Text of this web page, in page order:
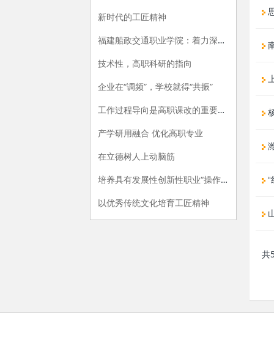
新时代的工匠精神
福建船政交通职业学院：着力深化产教融合，“六招”助推职教供给侧改革
技术性，高职科研的指向
企业在“调频”，学校就得“共振”
工作过程导向是高职课改的重要指导原则
产学研用融合 优化高职专业
在立德树人上动脑筋
培养具有发展性创新性职业“操作手”
以优秀传统文化培育工匠精神
“
共